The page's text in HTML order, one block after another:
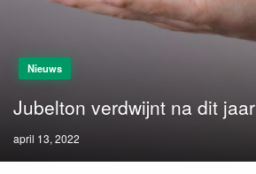
Nieuws
Jubelton verdwijnt na dit jaar
Posted
on
april 13, 2022